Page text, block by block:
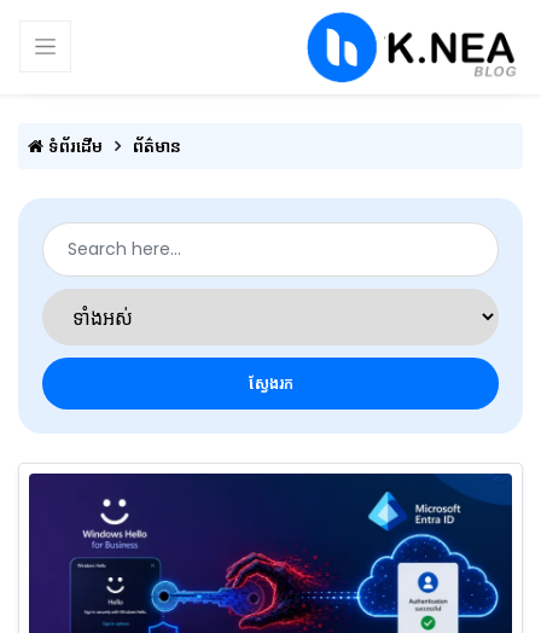
ទំព័រដើម ព័ត៌មាន
ស្វែងរក